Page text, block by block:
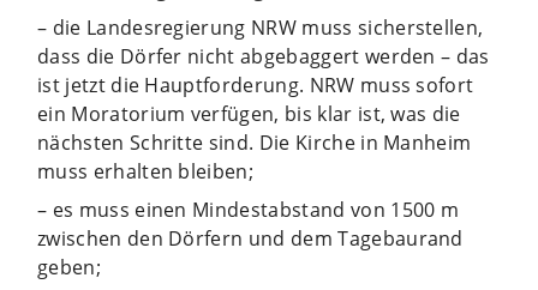
– die Landesregierung NRW muss sicherstellen,
dass die Dörfer nicht abgebaggert werden – das
ist jetzt die Hauptforderung. NRW muss sofort
ein Moratorium verfügen, bis klar ist, was die
nächsten Schritte sind. Die Kirche in Manheim
muss erhalten bleiben;
– es muss einen Mindestabstand von 1500 m
zwischen den Dörfern und dem Tagebaurand
geben;